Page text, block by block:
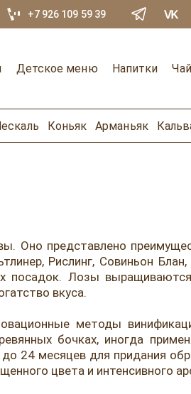
+7 926 109 59 39
Детское меню Напитки Чай
Коньяк Арманьяк
Оно представлено
Рислинг, Совиньон
посадок. Лозы
вкуса.
методы
бочках, иногда
месяцев для придания
цвета и интенсивного